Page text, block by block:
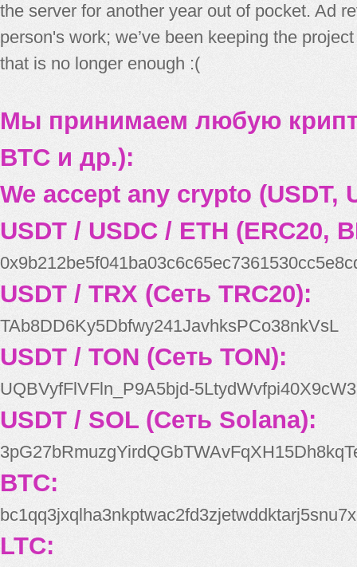
the server for another year out of pocket. Ad
person's work; we’ve been keeping the
that is no longer enough :(
Мы принимаем любую
BTC и др.):
We accept any crypto (USDT,
USDT / USDC / ETH (ERC20,
USDT / TRX (Сеть TRC20):
TAb8DD6Ky5Dbfwy241JavhksPCo38nkVsL
USDT / TON (Сеть TON):
UQBVyfFlVFln_P9A5bjd-
USDT / SOL (Сеть Solana):
BTC:
bc1qq3jxqlha3nkptwac2fd3zjetwddktarj5snu7x
LTC: